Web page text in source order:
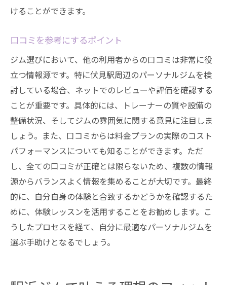
けることができます。
口コミを参考にするポイント
ジム選びにおいて、他の利用者からの口コミは非常に役
立つ情報源です。特に伏見駅周辺のパーソナルジムを検
討している場合、ネットでのレビューや評価を確認する
ことが重要です。具体的には、トレーナーの質や設備の
整備状況、そしてジムの雰囲気に関する意見に注目しま
しょう。また、口コミからは料金プランの実際のコスト
パフォーマンスについても知ることができます。ただ
し、全ての口コミが正確とは限らないため、複数の情報
源からバランスよく情報を集めることが大切です。最終
的に、自分自身の体験と合致するかどうかを確認するた
めに、体験レッスンを活用することをお勧めします。こ
うしたプロセスを経て、自分に最適なパーソナルジムを
選ぶ手助けとなるでしょう。